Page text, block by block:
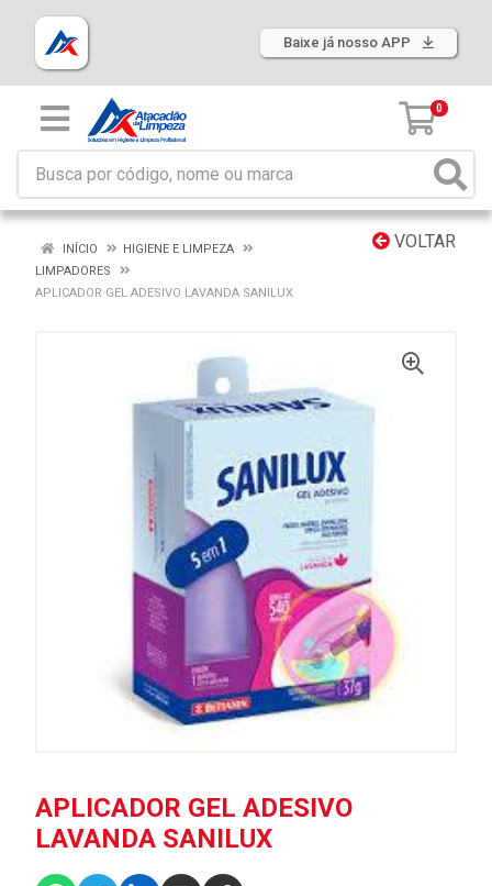
Baixe já nosso APP
0
VOLTAR
INÍCIO
HIGIENE E LIMPEZA
LIMPADORES
APLICADOR GEL ADESIVO LAVANDA SANILUX
APLICADOR GEL ADESIVO
LAVANDA SANILUX